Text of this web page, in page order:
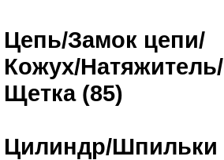
Цепь/Замок цепи/
Кожух/Натяжитель/
Щетка (85)
Цилиндр/Шпильки